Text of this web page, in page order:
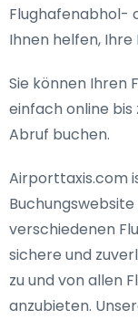
Flughafenabhol-
Ihnen helfen,
Sie können Ihren
einfach online bis
Abruf buchen.
Airporttaxis.com
verschiedenen
sichere und
zu und von allen
anzubieten.